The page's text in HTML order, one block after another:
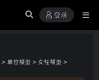
登录
> 单位模型 > 女性模型 >